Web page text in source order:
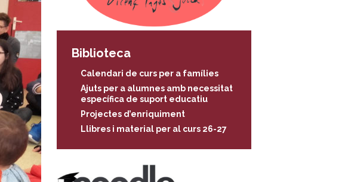
Biblioteca
Calendari de curs per a famílies
Ajuts per a alumnes amb necessitat
específica de suport educatiu
Projectes d’enriquiment
Llibres i material per al curs 26-27